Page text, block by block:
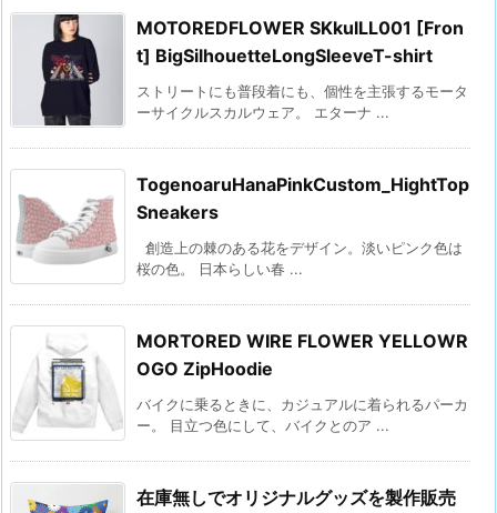
MOTOREDFLOWER SKkulLL001 [Fron
t] BigSilhouetteLongSleeveT-shirt
ストリートにも普段着にも、個性を主張するモータ
ーサイクルスカルウェア。 エターナ ...
TogenoaruHanaPinkCustom_HightTop
Sneakers
創造上の棘のある花をデザイン。淡いピンク色は
桜の色。 日本らしい春 ...
MORTORED WIRE FLOWER YELLOWR
OGO ZipHoodie
バイクに乗るときに、カジュアルに着られるパーカ
ー。 目立つ色にして、バイクとのア ...
在庫無しでオリジナルグッズを製作販売